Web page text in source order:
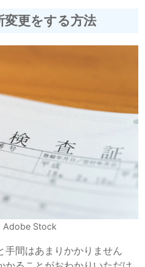
変更をする方法
Adobe Stock
手間はあまりかかりません